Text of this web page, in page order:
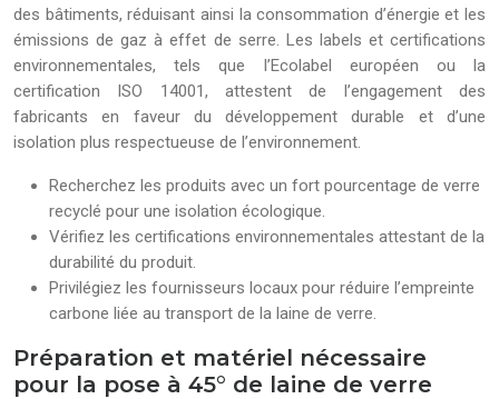
des bâtiments, réduisant ainsi la consommation d’énergie et les
émissions de gaz à effet de serre. Les labels et certifications
environnementales, tels que l’Ecolabel européen ou la
certification ISO 14001, attestent de l’engagement des
fabricants en faveur du développement durable et d’une
isolation plus respectueuse de l’environnement.
Recherchez les produits avec un fort pourcentage de verre
recyclé pour une isolation écologique.
Vérifiez les certifications environnementales attestant de la
durabilité du produit.
Privilégiez les fournisseurs locaux pour réduire l’empreinte
carbone liée au transport de la laine de verre.
Préparation et matériel nécessaire
pour la pose à 45° de laine de verre